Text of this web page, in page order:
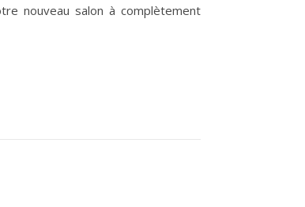
nouveau salon à complètement